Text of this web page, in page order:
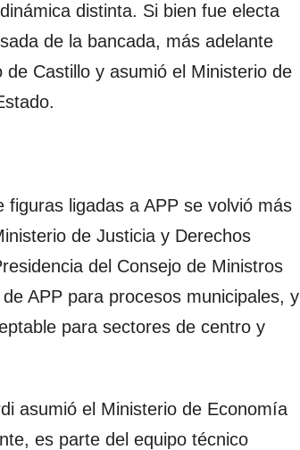
distinta. Si bien fue electa
de la bancada, más adelante
Castillo y asumió el Ministerio de
ligadas a APP se volvió más
de Justicia y Derechos
del Consejo de Ministros
APP para procesos municipales, y
para sectores de centro y
asumió el Ministerio de Economía
es parte del equipo técnico